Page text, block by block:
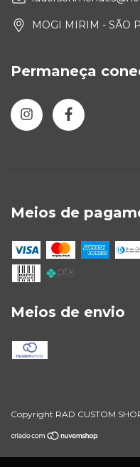
MOGI MIRIM - SÃO
Permaneça
Meios de
Meios de envio
Copyright RAD CUSTOM